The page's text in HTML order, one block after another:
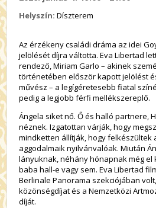
Helyszín:Díszterem
Az érzékeny családi dráma az idei
jelölését díjra váltotta. Eva Libertad
rendező, Miriam Garlo – akinek
történetében először kapott jelölést
művész – a legígéretesebb fiatal
pedig a legjobb férfi mellékszereplő.
Ángela siket nő. Ő és halló partnere,
néznek. Izgatottan várják, hogy
mindketten állítják, hogy felkészültek
aggodalmaik nyilvánvalóak. Miután
lányuknak, néhány hónapnak még el
baba hall-e vagy sem. Eva Libertad
Berlinale Panorama szekciójában
közönségdíjat és a Nemzetközi
díját.